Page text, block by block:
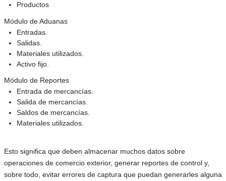
Productos
Módulo de Aduanas
Entradas.
Salidas.
Materiales utilizados.
Activo fijo.
Módulo de Reportes
Entrada de mercancías.
Salida de mercancías.
Saldos de mercancías.
Materiales utilizados.
Esto significa que deben almacenar muchos datos sobre
operaciones de comercio exterior, generar reportes de control y,
sobre todo, evitar errores de captura que puedan generarles alguna